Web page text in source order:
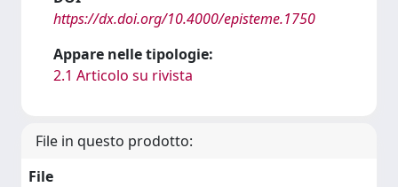
https://dx.doi.org/10.4000/episteme.1750
Appare nelle tipologie:
2.1 Articolo su rivista
File in questo prodotto:
File